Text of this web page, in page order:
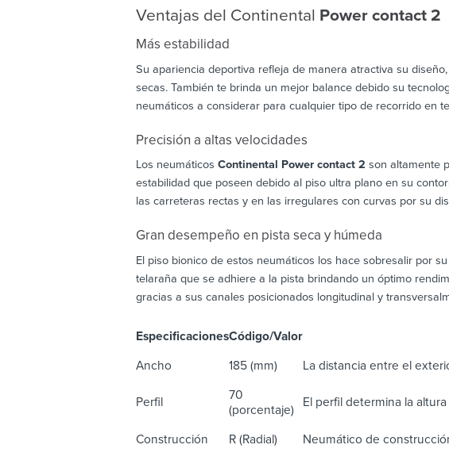
Ventajas del Continental Power contact 2
Más estabilidad
Su apariencia deportiva refleja de manera atractiva su
secas. También te brinda un mejor balance debido su
neumáticos a considerar para cualquier tipo de recorrido en
Precisión a altas velocidades
Los neumáticos Continental Power contact 2 son altamente
estabilidad que poseen debido al piso ultra plano en su
las carreteras rectas y en las irregulares con curvas por su
Gran desempeño en pista seca y húmeda
El piso bionico de estos neumáticos los hace sobresalir por
telaraña que se adhiere a la pista brindando un óptimo
gracias a sus canales posicionados longitudinal y
EspecificacionesCódigo/Valor
Ancho 185 (mm) La distancia entre el
Perfil
70
(porcentaje)
El perfil determina la
Construcción R (Radial) Neumático de